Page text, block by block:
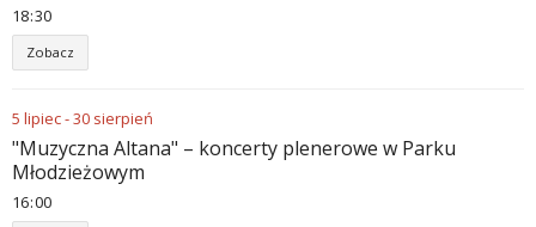
18:30
Zobacz
5 lipiec-30 sierpień
"Muzyczna Altana" – koncerty plenerowe w Parku
Młodzieżowym
16:00